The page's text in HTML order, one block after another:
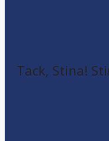
Tack, Stina!